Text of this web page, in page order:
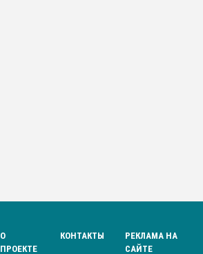
О
ПРОЕКТЕ
КОНТАКТЫ
РЕКЛАМА НА
САЙТЕ